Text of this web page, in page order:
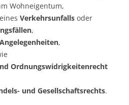
Wohneigentum,
Verkehrsunfalls oder
,
,
Ordnungswidrigkeitenrecht
und Gesellschaftsrechts.